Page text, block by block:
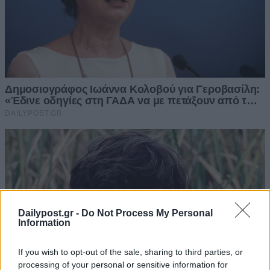
Dailypost.gr - Do Not Process My Personal
Information
If you wish to opt-out of the sale, sharing to third parties, or
processing of your personal or sensitive information for